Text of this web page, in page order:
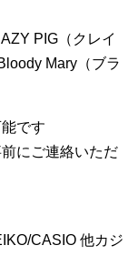
PIG（クレイ
Mary（ブラ
です
にご連絡いただ
CASIO 他カジ